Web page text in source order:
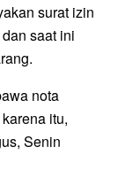
surat izin
saat ini
nota
itu,
Senin